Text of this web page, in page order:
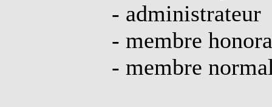
- administrateur
- membre
- membre